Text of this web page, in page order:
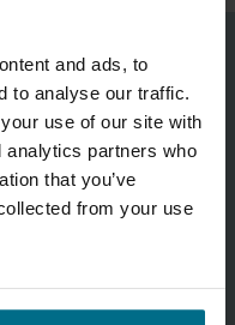
and ads, to
to analyse our traffic.
use of our site with
analytics partners who
that you’ve
from your use